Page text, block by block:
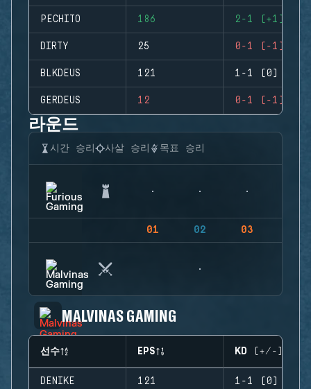
PECHITO 186 2-1 (+1)
DIRTY 25 0-1 (-1)
BLKDEUS 121 1-1 (0)
GERDEUS 12 0-1 (-1)
라운드
시간 승리 사살 승리 목표 승리
01 02 03
MALVINAS GAMING
선수 EPS KD (+/-)
DENIKE 121 1-1 (0)